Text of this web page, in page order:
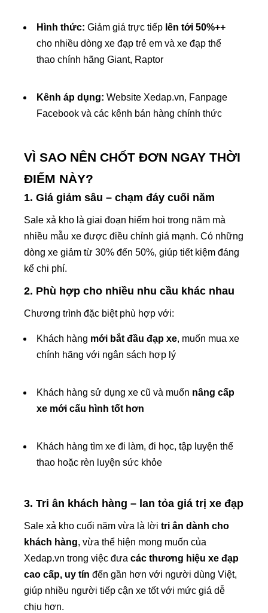
Hình thức: Giảm giá trực tiếp lên tới 50%++
cho nhiều dòng xe đạp trẻ em và xe đạp thể
thao chính hãng Giant, Raptor
Kênh áp dụng: Website Xedap.vn, Fanpage
Facebook và các kênh bán hàng chính thức
VÌ SAO NÊN CHỐT ĐƠN NGAY THỜI
ĐIỂM NÀY?
1. Giá giảm sâu – chạm đáy cuối năm
Sale xả kho là giai đoạn hiếm hoi trong năm mà
nhiều mẫu xe được điều chỉnh giá mạnh. Có những
dòng xe giảm từ 30% đến 50%, giúp tiết kiệm đáng
kể chi phí.
2. Phù hợp cho nhiều nhu cầu khác nhau
Chương trình đặc biệt phù hợp với:
Khách hàng mới bắt đầu đạp xe, muốn mua xe
chính hãng với ngân sách hợp lý
Khách hàng sử dụng xe cũ và muốn nâng cấp
xe mới cấu hình tốt hơn
Khách hàng tìm xe đi làm, đi học, tập luyện thể
thao hoặc rèn luyện sức khỏe
3. Tri ân khách hàng – lan tỏa giá trị xe đạp
Sale xả kho cuối năm vừa là lời tri ân dành cho
khách hàng, vừa thể hiện mong muốn của
Xedap.vn trong việc đưa các thương hiệu xe đạp
cao cấp, uy tín đến gần hơn với người dùng Việt,
giúp nhiều người tiếp cận xe tốt với mức giá dễ
chịu hơn.